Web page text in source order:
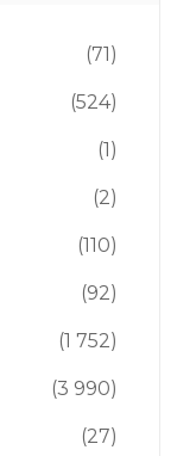
(71)
(524)
(1)
(2)
(110)
(92)
(1 752)
(3 990)
(27)